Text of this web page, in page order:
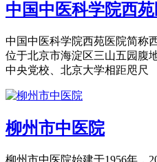
中国中医科学院西
中国中医科学院西苑医院简称
位于北京市海淀区三山五园腹
中央党校、北京大学相距咫尺
柳州市中医院